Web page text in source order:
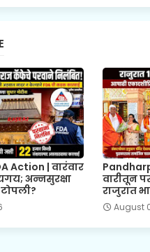
Action | वारंवार
अन्नसुरक्षा
वारीतून
राजुरात
August